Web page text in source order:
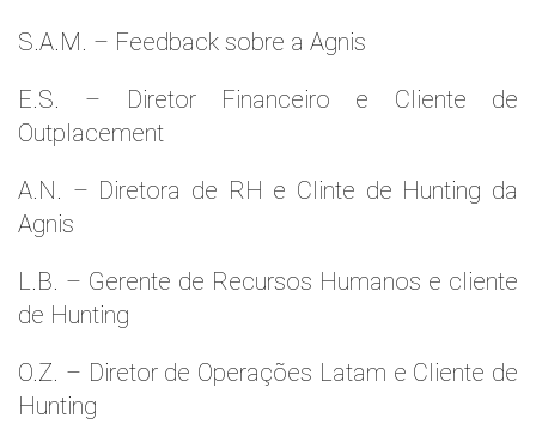
S.A.M. – Feedback sobre a Agnis
E.S. – Diretor Financeiro e Cliente de
Outplacement
A.N. – Diretora de RH e Clinte de Hunting da
Agnis
L.B. – Gerente de Recursos Humanos e cliente
de Hunting
O.Z. – Diretor de Operações Latam e Cliente de
Hunting